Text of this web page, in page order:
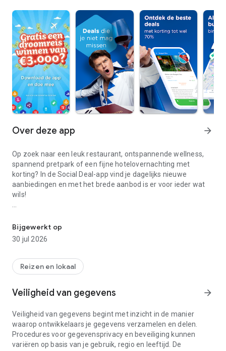
Over deze app arrow_forward
Op zoek naar een leuk restaurant, ontspannende wellness,
spannend pretpark of een fijne hotelovernachting met
korting? In de Social Deal-app vind je dagelijks nieuwe
aanbiedingen en met het brede aanbod is er voor ieder wat
wils!
De actie ‘Win een droomreis t.w.v. €3.000’ is er weer. Doe nu
gratis mee. Download de gratis Social Deal-app en maak kans
op die droomreis t.w.v. €3.000 (belastingvrij en vrij te
Zo doe je mee:
2. Bemachtig je gratis voucher
VOORDELEN VAN ONZE APP
✔️De beste deals:ontdek de beste restaurant deals, hotel
deals, wellness deals, pretpark deals en meer.
Bijgewerkt op
30 jul 2026
Reizen en lokaal
Veiligheid van gegevens arrow_forward
Veiligheid van gegevens begint met inzicht in de manier
waarop ontwikkelaars je gegevens verzamelen en delen.
Procedures voor gegevensprivacy en beveiliging kunnen
variëren op basis van je gebruik, regio en leeftijd. De